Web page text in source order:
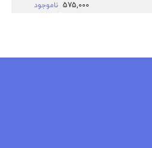
575,000 ناموجود